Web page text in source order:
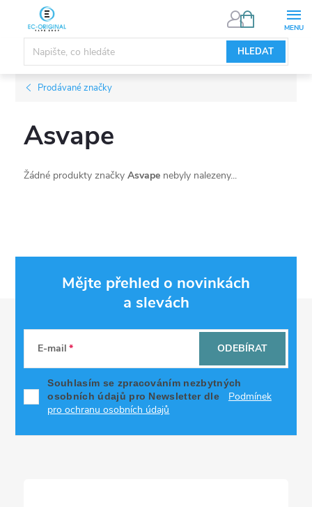
obsah
HLEDAT
NÁKUPNÍ
Prodávané značky
Asvape
Žádné produkty značkyAsvape nebyly nalezeny...
Mějte přehled o novinkách
a slevách
E-mail
Souhlasím se zpracováním nezbytných
osobních údajů pro Newsletter dle
Podmínek
pro ochranu osobních údajů
ODEBÍRAT